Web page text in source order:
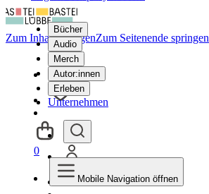
Bücher
Audio
Merch
Autor:innen
Erleben
Unternehmen
Zum Inhalt springenZum Seitenende springen
0
Mobile Navigation öffnen